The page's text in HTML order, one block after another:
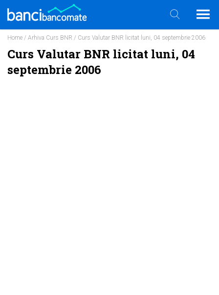
Home / Arhiva Curs BNR / Curs Valutar BNR licitat luni, 04 septembrie 2006
Curs Valutar BNR licitat luni, 04
septembrie 2006